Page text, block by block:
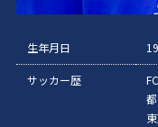
生年月日
サッカー歴